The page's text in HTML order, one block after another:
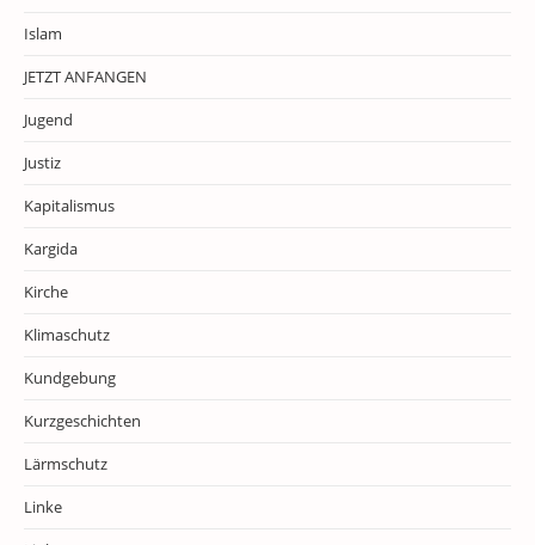
Islam
JETZT ANFANGEN
Jugend
Justiz
Kapitalismus
Kargida
Kirche
Klimaschutz
Kundgebung
Kurzgeschichten
Lärmschutz
Linke